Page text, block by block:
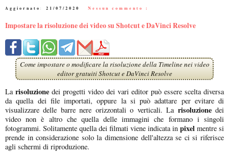
Aggiornato: 21/07/2020 Nessun commento :
Impostare la risoluzione dei video su Shotcut e DaVinci Resolve
Come impostare o modificare la risoluzione della Timeline nei video
editor gratuiti Shotcut e DaVinci Resolve
Larisoluzione dei progetti video dei vari editor può essere scelta diversa
da quella dei file importati, oppure la si può adattare per evitare di
visualizzare delle barre nere orizzontali o verticali. Larisoluzionedei
video non è altro che quella delle immagini che formano i singoli
fotogrammi. Solitamente quella dei filmati viene indicata in pixel mentre si
prende in considerazione solo la dimensione dell'altezza se ci si riferisce
agli schermi di riproduzione.